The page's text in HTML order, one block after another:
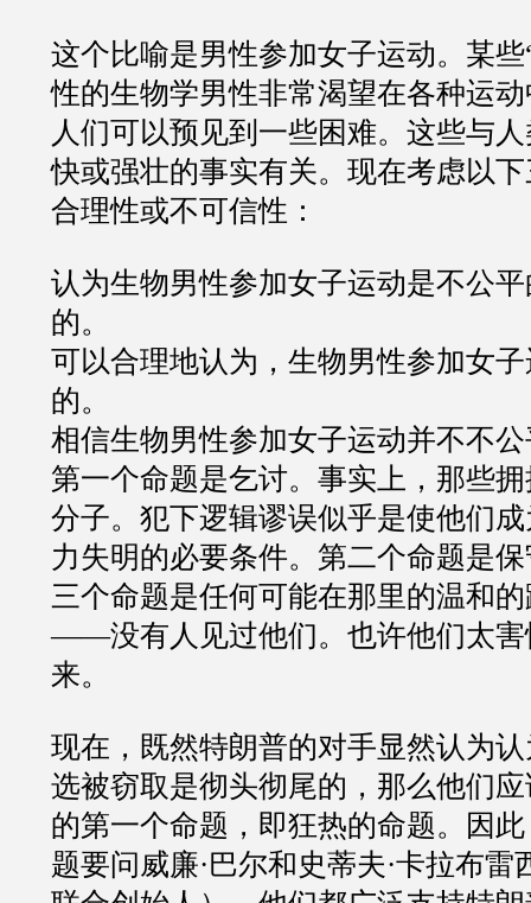
这个比喻是男性参加女子运动。某些
性的生物学男性非常渴望在各种运
人们可以预见到一些困难。这些与
快或强壮的事实有关。现在考虑以
合理性或不可信性：
认为生物男性参加女子运动是不公
的。
可以合理地认为，生物男性参加女
的。
相信生物男性参加女子运动并不不
第一个命题是乞讨。事实上，那些
分子。犯下逻辑谬误似乎是使他们
力失明的必要条件。第二个命题是
三个命题是任何可能在那里的温和
——没有人见过他们。也许他们太
来。
现在，既然特朗普的对手显然认为
选被窃取是彻头彻尾的，那么他们
的第一个命题，即狂热的命题。因
题要问威廉· 巴尔和史蒂夫·卡拉布雷